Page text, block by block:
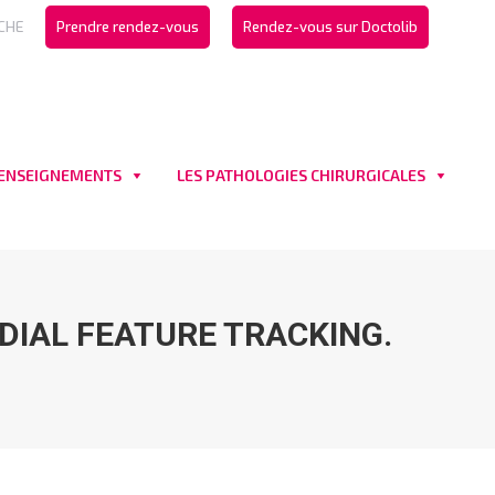
Prendre rendez-vous Rendez-vous sur Doctolib
LES PATHOLOGIES CHIRURGICALES
FEATURE TRACKING.